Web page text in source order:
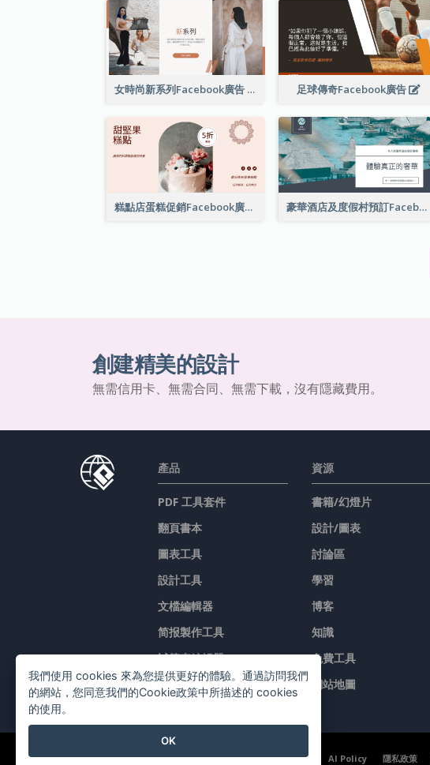
女時尚新系列Facebook廣告 足球傳奇Facebook廣告
糕點店蛋糕促銷Facebook廣告 豪華酒店及度假村預訂Facebook廣告
創建精美的設計
無需信用卡、無需合同、無需下載，沒有隱藏費用。
產品
PDF 工具套件
翻頁書本
圖表工具
設計工具
文檔編輯器
简报製作工具
試算表編輯器
價格
資源
書籍/幻燈片
設計/圖表
討論區
學習
博客
知識
免費工具
網站地圖
©2026 by Visual Paradigm. 版權所有。 服務條款 AI Policy 隱私政策
我們使用 cookies 來為您提供更好的體驗。通過訪問我們
的網站，您同意我們的Cookie政策中所描述的 cookies
的使用。
OK